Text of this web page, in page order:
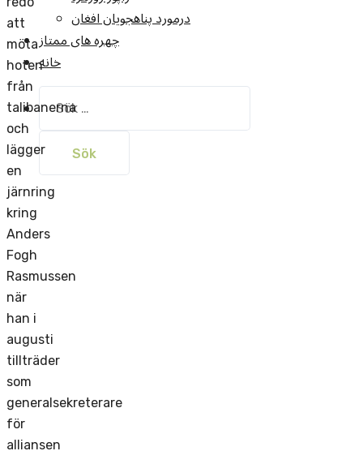
درمورد پناهجويان افغان
چهره های ممتاز
خانه
efter:
att
möta
hoten
från
talibanerna
och
lägger
en
järnring
kring
Anders
Fogh
Rasmussen
när
han i
augusti
tillträder
som
generalsekreterare
för
alliansen